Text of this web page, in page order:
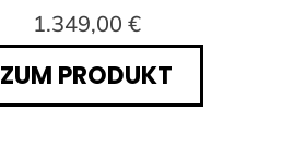
1.349,00 €
ZUM PRODUKT